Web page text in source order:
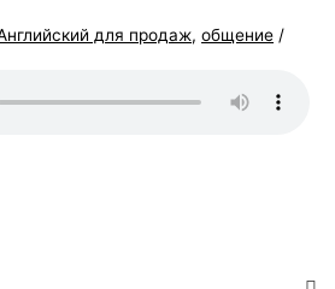
для продаж,общение /